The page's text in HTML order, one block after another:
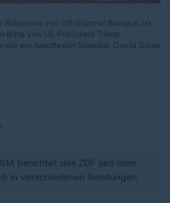
Rotsperre von US-Stürmer Balogun ist
Bitte von US-Präsident Trump
ein handfester Skandal. David Sauer
berichtet das ZDF seit dem
in verschiedenen Sendungen.